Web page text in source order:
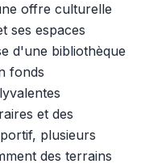
offre culturelle
ses espaces
d'une bibliothèque
fonds
et des
plusieurs
des terrains